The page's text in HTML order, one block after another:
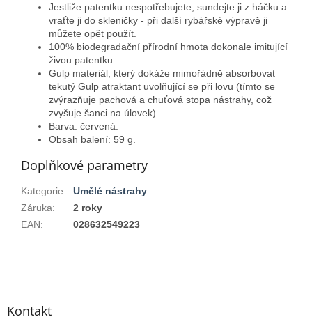
Jestliže patentku nespotřebujete, sundejte ji z háčku a
vraťte ji do skleničky - při další rybářské výpravě ji
můžete opět použít.
100% biodegradační přírodní hmota dokonale imitující
živou patentku.
Gulp materiál, který dokáže mimořádně absorbovat
tekutý Gulp atraktant uvolňující se při lovu (tímto se
zvýrazňuje pachová a chuťová stopa nástrahy, což
zvyšuje šanci na úlovek).
Barva: červená.
Obsah balení: 59 g.
Doplňkové parametry
Kategorie:
Umělé nástrahy
Záruka:
2 roky
EAN: 028632549223
Z
Kontakt